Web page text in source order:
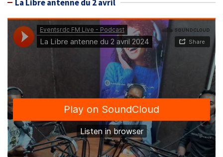
La Libre antenne du 2 avril